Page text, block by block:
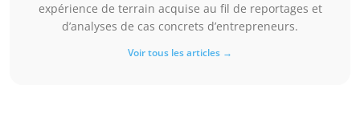
expérience de terrain acquise au fil de reportages et
d’analyses de cas concrets d’entrepreneurs.
Voir tous les articles →